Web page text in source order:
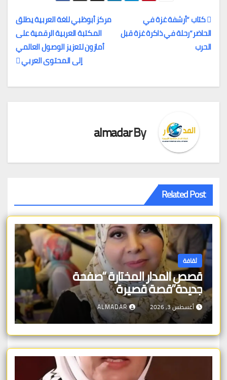
تصفّح
المقالات
مركز أبوظبي للغة العربية يطلق
المكتبة العربية الرقمية على
أمازون لتعزيز الوصول العالمي
إلى المحتوى العربي
كتاب “أرشفة غزة في
الحاضر”رحلة في ذاكرة غزة قبل
الحرب
By
almadar
Related Post
ثقافة
قصص المدار المختارة “صفحة
جديدة”قصة قصيرة
أغسطس 3, 2026 ALMADAR